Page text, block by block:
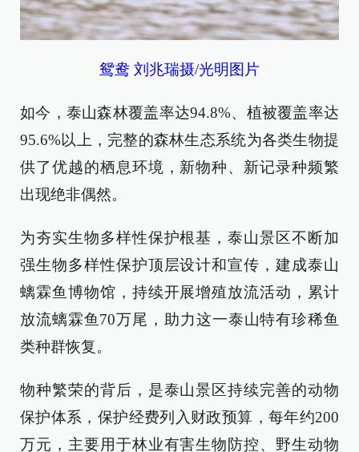
鸳鸯 刘兆瑞摄/光明图片
如今，泰山森林覆盖率达94.8%、植被覆盖率达
95.6%以上，完整的森林生态系统为各类生物提
供了优越的栖息环境，新物种、新记录种频繁
出现绝非偶然。
为夯实生物多样性保护根基，泰山景区不断加
强生物多样性保护顶层设计和宣传，建成泰山
螭霖鱼博物馆，持续开展增殖放流活动，累计
放流螭霖鱼70万尾，助力这一泰山特有珍稀鱼
类种群恢复。
物种繁荣的背后，是泰山景区持续完善的动物
保护体系，保护经费列入财政预算，每年约200
万元，主要用于林业有害生物防控、野生动物